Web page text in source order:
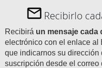
Recibirlo
Recibirá un mensaje cada
electrónico con el enlace al
que indicarnos su dirección
suscripción desde el